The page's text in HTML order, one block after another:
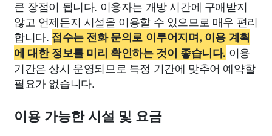
큰 장점이 됩니다. 이용자는 개방 시간에 구애받지
않고 언제든지 시설을 이용할 수 있으므로 매우 편리
합니다. 접수는 전화 문의로 이루어지며, 이용 계획
에 대한 정보를 미리 확인하는 것이 좋습니다. 이용
기간은 상시 운영되므로 특정 기간에 맞추어 예약할
필요가 없습니다.
이용 가능한 시설 및 요금